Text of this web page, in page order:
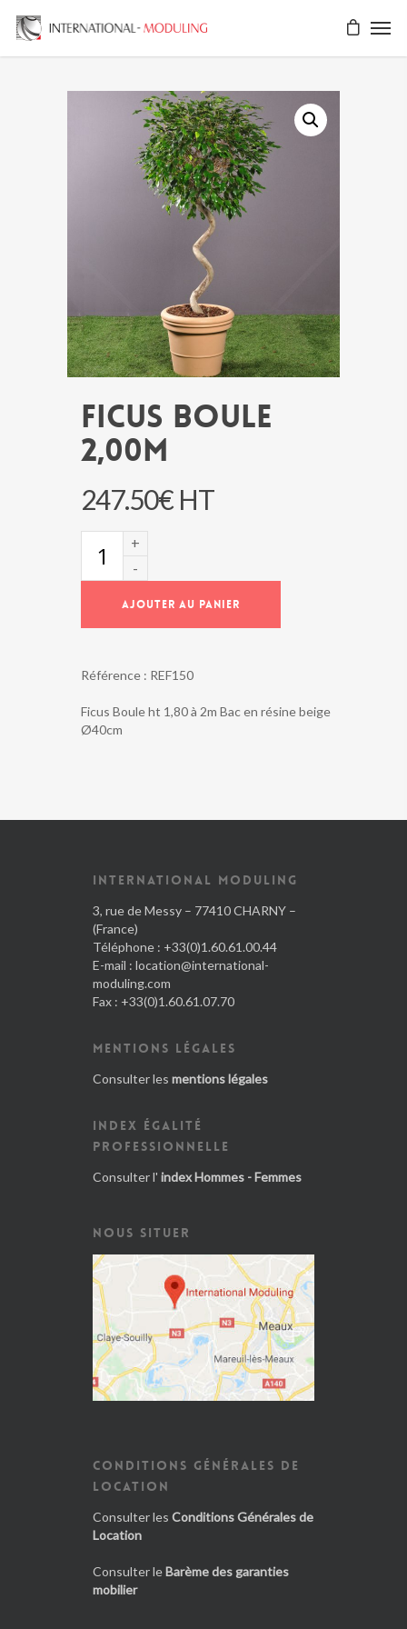
FICUS BOULE
2,00M
247.50€ HT
AJOUTER AU PANIER
Référence : REF150
Ficus Boule ht 1,80 à 2m Bac en résine beige
Ø40cm
INTERNATIONAL MODULING
3, rue de Messy – 77410 CHARNY –
(France)
Téléphone : +33(0)1.60.61.00.44
E-mail : location@international-
moduling.com
Fax : +33(0)1.60.61.07.70
MENTIONS LÉGALES
Consulter les mentions légales
INDEX ÉGALITÉ
PROFESSIONNELLE
Consulter l' index Hommes - Femmes
NOUS SITUER
CONDITIONS GÉNÉRALES DE
LOCATION
Consulter les Conditions Générales de
Location
Consulter le Barème des garanties
mobilier